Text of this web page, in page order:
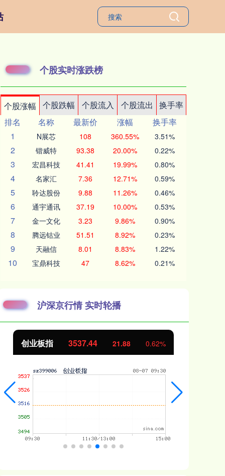
个股实时涨跌榜
个股涨幅 个股跌幅 个股流入 个股流出
换手率
排名
名称 最新价 涨幅
换手率
1
N展芯 108 360.55% 3.51%
2 锴威特 93.38 20.00% 0.22%
3 宏昌科技 41.41 19.99% 0.80%
4 名家汇 7.36 12.71% 0.59%
5 聆达股份 9.88 11.26% 0.46%
6 通宇通讯 37.19 10.00% 0.53%
7 金一文化 3.23 9.86% 0.90%
8 腾远钴业 51.51 8.92% 0.23%
9 天融信 8.01 8.83% 1.22%
10 宝鼎科技 47 8.62% 0.21%
沪深京行情 实时轮播
创业板指 3537.44 21.88 0.62%